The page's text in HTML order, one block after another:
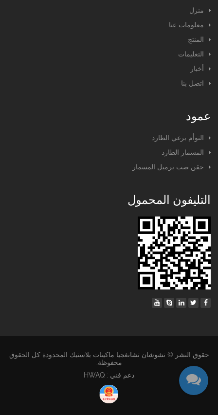
منزل
معلومات عنا
المنتج
التعليمات
أخبار
اتصل بنا
عمود
التوأم برغي الطارد
المسمار الطارد
حقن صب برميل المسمار
التليفون المحمول
حقوق النشر © تشوشان تشانغجيا ماكينات بلاستيك المحدودة كل الحقوق
محفوظة.
دعم فني : HWAQ